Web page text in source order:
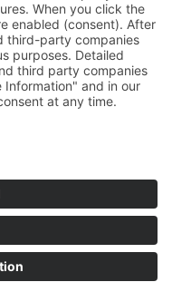
2, CH-8957